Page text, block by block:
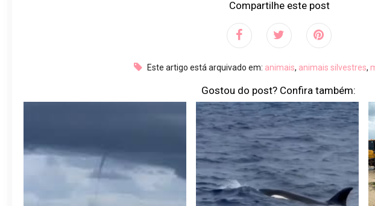
Compartilhe este post
Este artigo está arquivado em: animais, animais silvestres,
Gostou do post? Confira também: